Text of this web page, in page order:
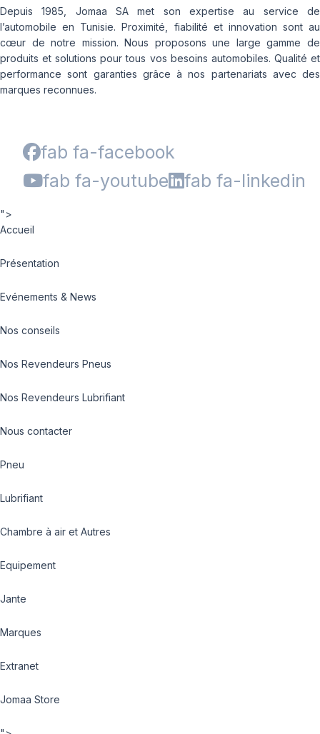
Depuis 1985, Jomaa SA met son expertise au service de
l’automobile en Tunisie. Proximité, fiabilité et innovation sont au
cœur de notre mission. Nous proposons une large gamme de
produits et solutions pour tous vos besoins automobiles. Qualité et
performance sont garanties grâce à nos partenariats avec des
marques reconnues.
fab fa-facebook
fab fa-youtube
fab fa-linkedin
">
Accueil
Présentation
Evénements & News
Nos conseils
Nos Revendeurs Pneus
Nos Revendeurs Lubrifiant
Nous contacter
Pneu
Lubrifiant
Chambre à air et Autres
Equipement
Jante
Marques
Extranet
Jomaa Store